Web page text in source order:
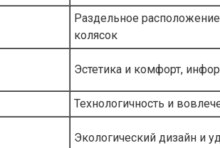
Раздельное
колясок
Эстетика и комфорт,
Технологичность и
Экологический дизайн и